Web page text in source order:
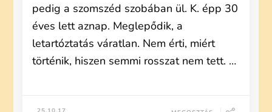
pedig a szomszéd szobában ül. K. épp 30
éves lett aznap. Meglepődik, a
letartóztatás váratlan. Nem érti, miért
történik, hiszen semmi rosszat nem tett. …